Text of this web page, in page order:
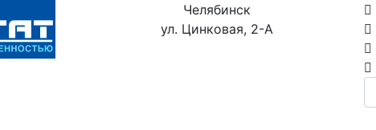
Челябинск
ул. Цинковая, 2-А